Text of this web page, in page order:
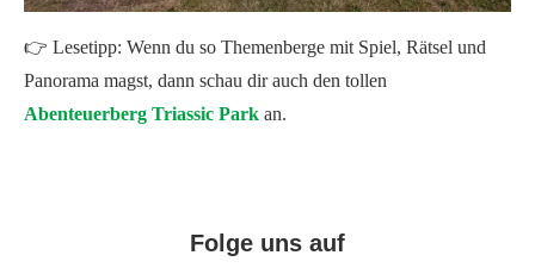
👉 Lesetipp: Wenn du so Themenberge mit Spiel, Rätsel und
Panorama magst, dann schau dir auch den tollen
Abenteuerberg Triassic Park an.
Folge uns auf